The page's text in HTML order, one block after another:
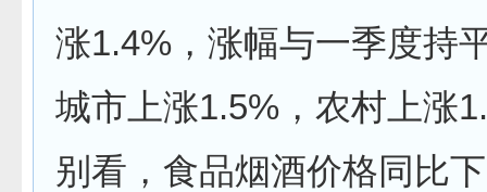
涨1.4%，涨幅与一季度持
城市上涨1.5%，农村上涨
别看，食品烟酒价格同比